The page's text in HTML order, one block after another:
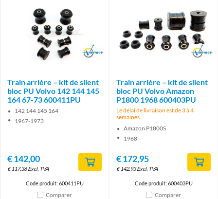
Brand
Train arrière – kit de silent
bloc PU Volvo 142 144 145
164 67-73 600411PU
142 144 145 164
1967-1973
€142,00
€117,36 Excl. TVA
Code produit: 600411PU
Comparer
Brand
Train arrière – kit de silent
bloc PU Volvo Amazon
P1800 1968 600403PU
Le délai de livraison est de 3 à 4
semaines
Amazon P1800S
1968
€172,95
€142,93 Excl. TVA
Code produit: 600403PU
Comparer